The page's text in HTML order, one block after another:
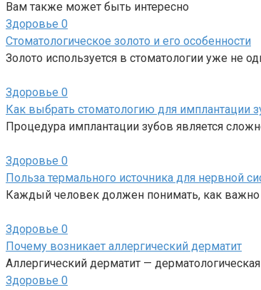
Вам также может быть интересно
Здоровье 0
Стоматологическое золото и его особенности
Золото используется в стоматологии уже не
Здоровье 0
Как выбрать стоматологию для имплантации
Процедура имплантации зубов является
Здоровье 0
Польза термального источника для нервной
Каждый человек должен понимать, как
Здоровье 0
Почему возникает аллергический дерматит
Аллергический дерматит —
Здоровье 0